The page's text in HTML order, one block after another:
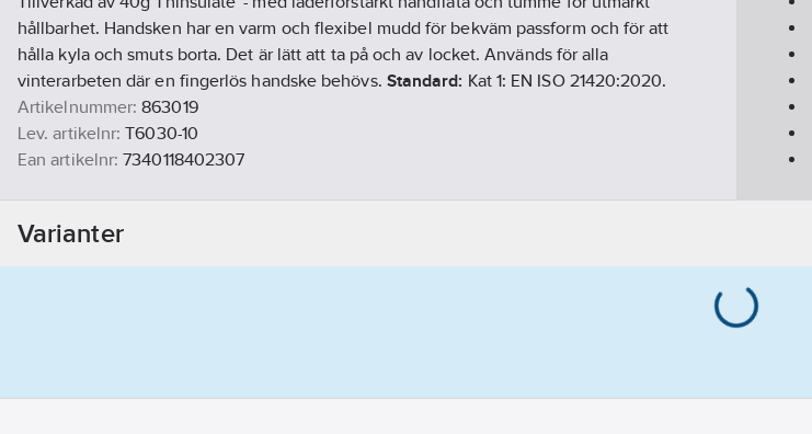
hållbarhet. Handsken har en varm och flexibel mudd för bekväm passform och för att
hålla kyla och smuts borta. Det är lätt att ta på och av locket. Används för alla
vinterarbeten där en fingerlös handske behövs. Standard: Kat 1: EN ISO 21420:2020.
Artikelnummer: 863019
Lev. artikelnr: T6030-10
Ean artikelnr: 7340118402307
Varianter